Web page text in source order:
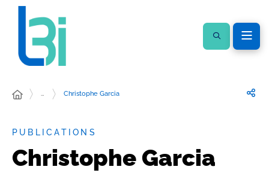
… Christophe Garcia
PUBLICATIONS
Christophe Garcia